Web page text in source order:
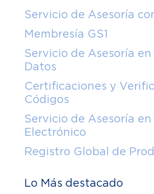
Servicio de Asesoría
Membresía GS1
Servicio de Asesoría
Datos
Certificaciones y
Códigos
Servicio de Asesoría
Electrónico
Registro Global de
Lo Más destacado